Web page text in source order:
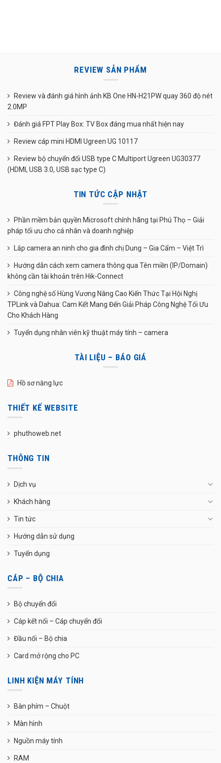
REVIEW SẢN PHẨM
Review và đánh giá hình ảnh KB One HN-H21PW quay 360 độ nét
2.0MP
Đánh giá FPT Play Box: TV Box đáng mua nhất hiện nay
Review cáp mini HDMI Ugreen UG 10117
Review bộ chuyển đổi USB type C Multiport Ugreen UG30377
(HDMI, USB 3.0, USB sạc type C)
TIN TỨC CẬP NHẬT
Phần mềm bản quyền Microsoft chính hãng tại Phú Thọ – Giải
pháp tối ưu cho cá nhân và doanh nghiệp
Lắp camera an ninh cho gia đình chị Dung – Gia Cẩm – Việt Trì
Hướng dẫn cách xem camera thông qua Tên miền (IP/Domain)
không cần tài khoản trên Hik-Connect
Công nghệ số Hùng Vương Nâng Cao Kiến Thức Tại Hội Nghị
TPLink và Dahua: Cam Kết Mang Đến Giải Pháp Công Nghệ Tối Ưu
Cho Khách Hàng
Tuyển dụng nhân viên kỹ thuật máy tính – camera
TÀI LIỆU – BÁO GIÁ
Hồ sơ năng lực
THIẾT KẾ WEBSITE
phuthoweb.net
THÔNG TIN
Dịch vụ
Khách hàng
Tin tức
Hướng dẫn sử dụng
Tuyển dụng
CÁP – BỘ CHIA
Bộ chuyển đổi
Cáp kết nối – Cáp chuyển đổi
Đầu nối – Bộ chia
Card mở rộng cho PC
LINH KIỆN MÁY TÍNH
Bàn phím – Chuột
Màn hình
Nguồn máy tính
RAM